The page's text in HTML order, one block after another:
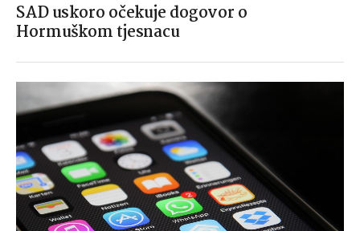
SAD uskoro očekuje dogovor o
Hormuškom tjesnacu